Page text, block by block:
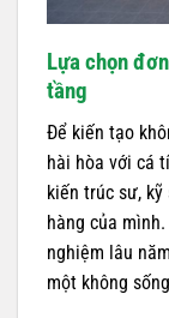
Lựa chọn
tầng
Để kiến tạo
hài hòa với cá
kiến trúc sư,
hàng của
nghiệm lâu
một không